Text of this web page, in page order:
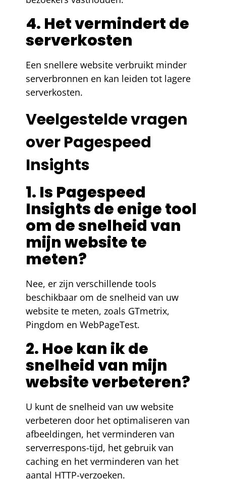
4. Het vermindert de
serverkosten
Een snellere website verbruikt minder
serverbronnen en kan leiden tot lagere
serverkosten.
Veelgestelde vragen
over Pagespeed
Insights
1. Is Pagespeed
Insights de enige tool
om de snelheid van
mijn website te
meten?
Nee, er zijn verschillende tools
beschikbaar om de snelheid van uw
website te meten, zoals GTmetrix,
Pingdom en WebPageTest.
2. Hoe kan ik de
snelheid van mijn
website verbeteren?
U kunt de snelheid van uw website
verbeteren door het optimaliseren van
afbeeldingen, het verminderen van
serverrespons-tijd, het gebruik van
caching en het verminderen van het
aantal HTTP-verzoeken.